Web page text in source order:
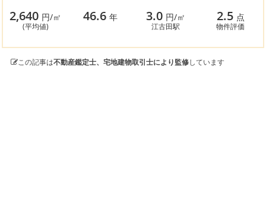
2,640 円/㎡
(平均値)
46.6年 3.0 円/㎡
江古田駅
2.5 点
物件評価
この記事は不動産鑑定士、宅地建物取引士により監修しています